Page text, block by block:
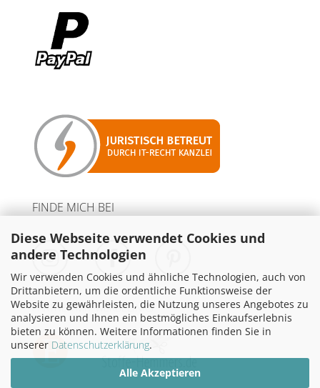
Diese Webseite verwendet Cookies und
andere Technologien
Wir verwenden Cookies und ähnliche Technologien, auch von
Drittanbietern, um die ordentliche Funktionsweise der
Website zu gewährleisten, die Nutzung unseres Angebotes zu
analysieren und Ihnen ein bestmögliches Einkaufserlebnis
bieten zu können. Weitere Informationen finden Sie in
unserer Datenschutzerklärung.
Alle Akzeptieren
FINDE MICH BEI
PARTNER MIT WERBELINKS